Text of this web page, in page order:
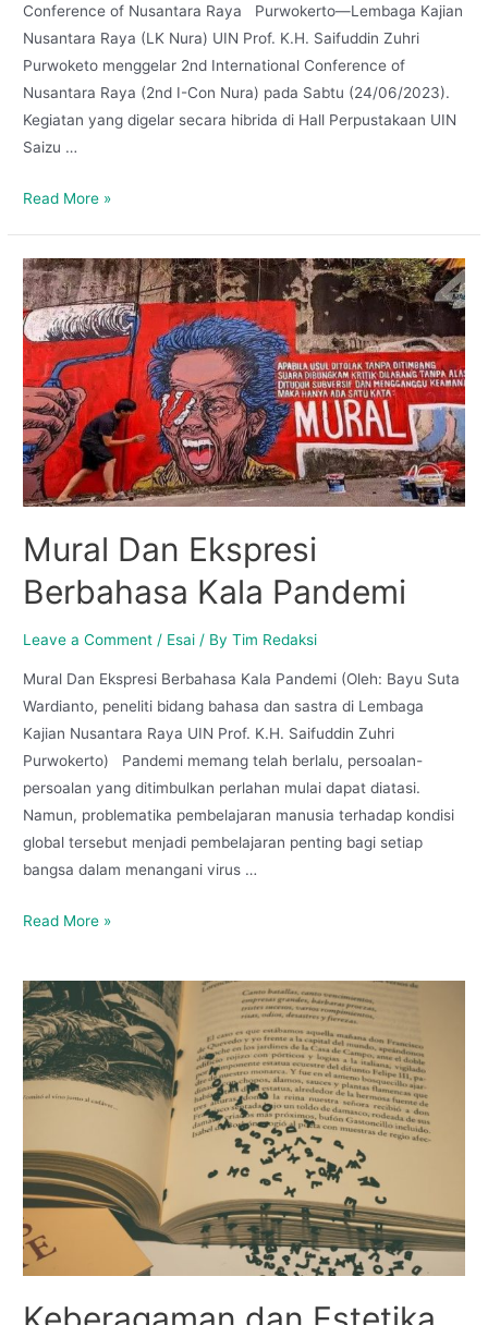
Conference of Nusantara Raya Purwokerto—Lembaga Kajian
Nusantara Raya (LK Nura) UIN Prof. K.H. Saifuddin Zuhri
Purwoketo menggelar 2nd International Conference of
Nusantara Raya (2nd I-Con Nura) pada Sabtu (24/06/2023).
Kegiatan yang digelar secara hibrida di Hall Perpustakaan UIN
Saizu …
Read More »
Mural Dan Ekspresi
Berbahasa Kala Pandemi
Leave a Comment / Esai / ByTim Redaksi
Mural Dan Ekspresi Berbahasa Kala Pandemi (Oleh: Bayu Suta
Wardianto, peneliti bidang bahasa dan sastra di Lembaga
Kajian Nusantara Raya UIN Prof. K.H. Saifuddin Zuhri
Purwokerto) Pandemi memang telah berlalu, persoalan-
persoalan yang ditimbulkan perlahan mulai dapat diatasi.
Namun, problematika pembelajaran manusia terhadap kondisi
global tersebut menjadi pembelajaran penting bagi setiap
bangsa dalam menangani virus …
Read More »